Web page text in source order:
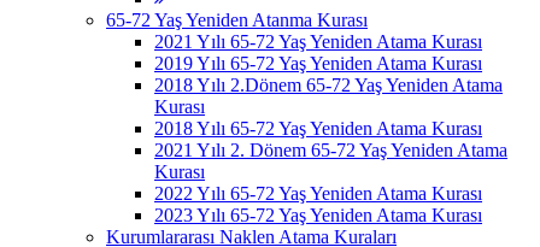
65-72 Yaş Yeniden Atanma Kurası
2021 Yılı 65-72 Yaş Yeniden Atama Kurası
2019 Yılı 65-72 Yaş Yeniden Atama Kurası
2018 Yılı 2.Dönem 65-72 Yaş Yeniden Atama
Kurası
2018 Yılı 65-72 Yaş Yeniden Atama Kurası
2021 Yılı 2. Dönem 65-72 Yaş Yeniden Atama
Kurası
2022 Yılı 65-72 Yaş Yeniden Atama Kurası
2023 Yılı 65-72 Yaş Yeniden Atama Kurası
Kurumlararası Naklen Atama Kuraları